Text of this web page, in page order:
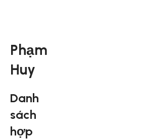
Phạm
Huy
Danh
sách
hợp